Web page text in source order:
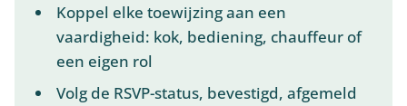
Koppel elke toewijzing aan een
vaardigheid: kok, bediening, chauffeur of
een eigen rol
Volg de RSVP-status, bevestigd, afgemeld